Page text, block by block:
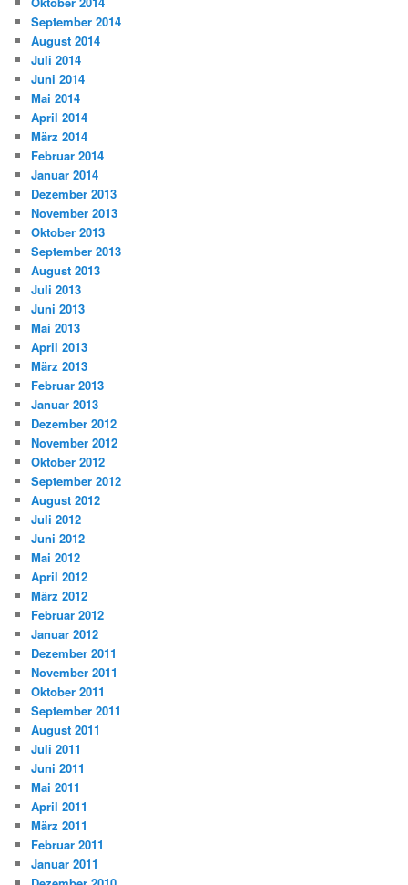
September 2014
August 2014
Juli 2014
Juni 2014
Mai 2014
April 2014
März 2014
Februar 2014
Januar 2014
Dezember 2013
November 2013
Oktober 2013
September 2013
August 2013
Juli 2013
Juni 2013
Mai 2013
April 2013
März 2013
Februar 2013
Januar 2013
Dezember 2012
November 2012
Oktober 2012
September 2012
August 2012
Juli 2012
Juni 2012
Mai 2012
April 2012
März 2012
Februar 2012
Januar 2012
Dezember 2011
November 2011
Oktober 2011
September 2011
August 2011
Juli 2011
Juni 2011
Mai 2011
April 2011
März 2011
Februar 2011
Januar 2011